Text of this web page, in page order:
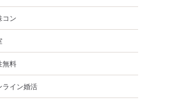
コン
無料
ライン婚活